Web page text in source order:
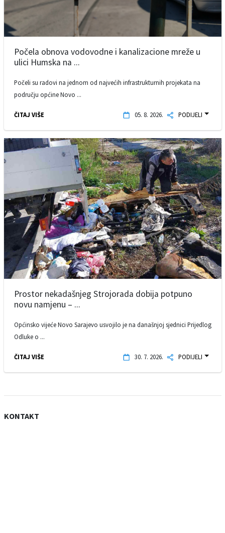
Počela obnova vodovodne i kanalizacione mreže u
ulici Humska na ...
Počeli su radovi na jednom od najvećih infrastrukturnih projekata na
području općine Novo ...
ČITAJ VIŠE 05. 8. 2026. PODIJELI
Prostor nekadašnjeg Strojorada dobija potpuno
novu namjenu – ...
Općinsko vijeće Novo Sarajevo usvojilo je na današnjoj sjednici Prijedlog
Odluke o ...
ČITAJ VIŠE 30. 7. 2026. PODIJELI
KONTAKT